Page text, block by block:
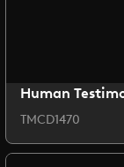
Human
TMCD1470